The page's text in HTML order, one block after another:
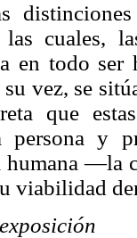
las cuales,
en todo
vez, se
que
persona y
—la
viabilidad